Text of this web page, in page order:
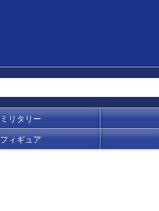
ミリタリー
フィギュア